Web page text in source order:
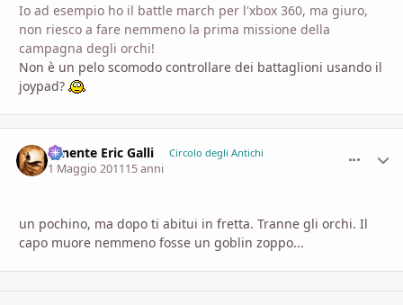
Io ad esempio ho il battle march per l'xbox 360, ma giuro,
non riesco a fare nemmeno la prima missione della
campagna degli orchi!
Non è un pelo scomodo controllare dei battaglioni usando il
joypad?
Tenente Eric Galli Circolo degli Antichi
1 Maggio 201115 anni
un pochino, ma dopo ti abitui in fretta. Tranne gli orchi. Il
capo muore nemmeno fosse un goblin zoppo...